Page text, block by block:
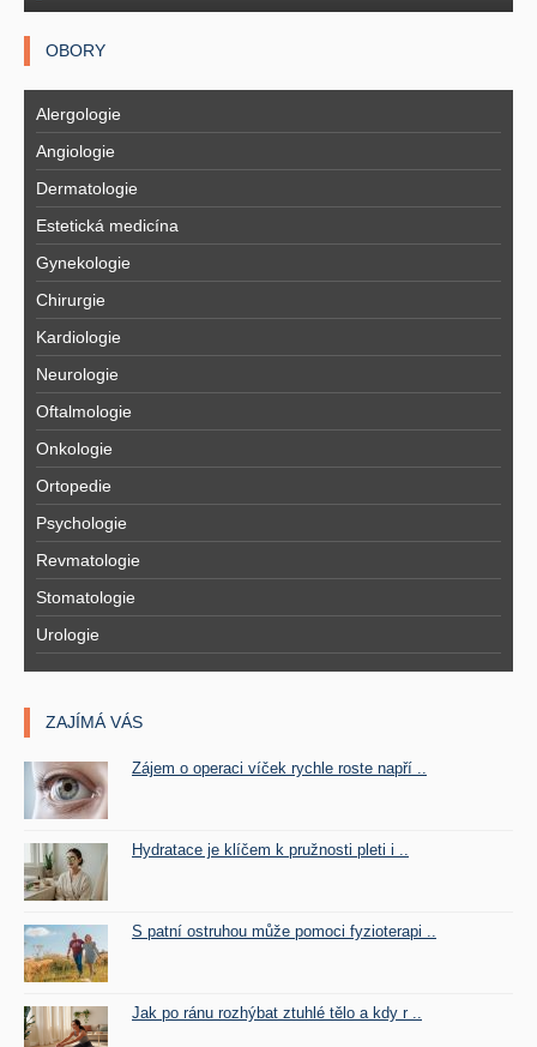
OBORY
Alergologie
Angiologie
Dermatologie
Estetická medicína
Gynekologie
Chirurgie
Kardiologie
Neurologie
Oftalmologie
Onkologie
Ortopedie
Psychologie
Revmatologie
Stomatologie
Urologie
ZAJÍMÁ VÁS
Zájem o operaci víček rychle roste napří ..
Hydratace je klíčem k pružnosti pleti i ..
S patní ostruhou může pomoci fyzioterapi ..
Jak po ránu rozhýbat ztuhlé tělo a kdy r ..